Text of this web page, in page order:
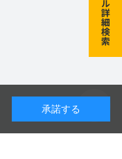
承諾する